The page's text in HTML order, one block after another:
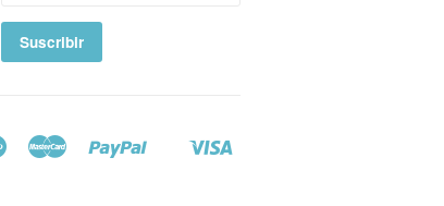
Maestro Master PaypalShopify